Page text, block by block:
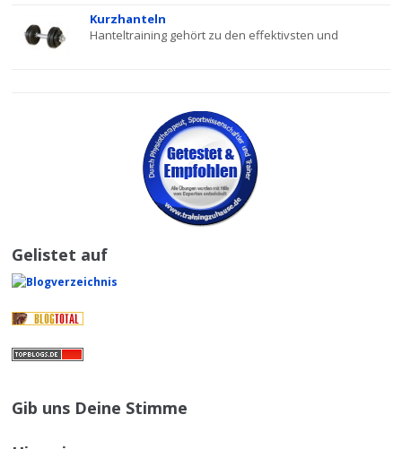
Kurzhanteln
Hanteltraining gehört zu den effektivsten und
Gelistet auf
Gib uns Deine Stimme